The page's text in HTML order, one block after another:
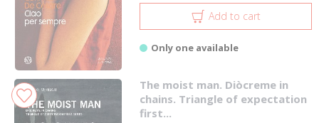
Add to cart
Only one available
The moist man. Diòcreme in
chains. Triangle of expectation
first...